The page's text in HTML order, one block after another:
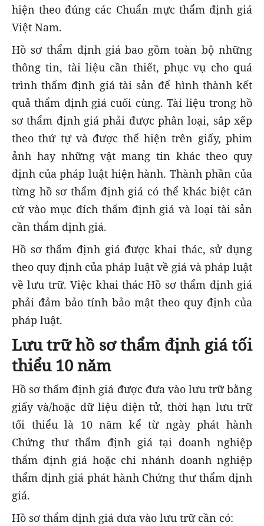
hiện theo đúng các Chuẩn mực thẩm định giá
Việt Nam.
Hồ sơ thẩm định giá bao gồm toàn bộ những
thông tin, tài liệu cần thiết, phục vụ cho quá
trình thẩm định giá tài sản để hình thành kết
quả thẩm định giá cuối cùng. Tài liệu trong hồ
sơ thẩm định giá phải được phân loại, sắp xếp
theo thứ tự và được thể hiện trên giấy, phim
ảnh hay những vật mang tin khác theo quy
định của pháp luật hiện hành. Thành phần của
từng hồ sơ thẩm định giá có thể khác biệt căn
cứ vào mục đích thẩm định giá và loại tài sản
cần thẩm định giá.
Hồ sơ thẩm định giá được khai thác, sử dụng
theo quy định của pháp luật về giá và pháp luật
về lưu trữ. Việc khai thác Hồ sơ thẩm định giá
phải đảm bảo tính bảo mật theo quy định của
pháp luật.
Lưu trữ hồ sơ thẩm định giá tối
thiểu 10 năm
Hồ sơ thẩm định giá được đưa vào lưu trữ bằng
giấy và/hoặc dữ liệu điện tử, thời hạn lưu trữ
tối thiểu là 10 năm kể từ ngày phát hành
Chứng thư thẩm định giá tại doanh nghiệp
thẩm định giá hoặc chi nhánh doanh nghiệp
thẩm định giá phát hành Chứng thư thẩm định
giá.
Hồ sơ thẩm định giá đưa vào lưu trữ cần có: